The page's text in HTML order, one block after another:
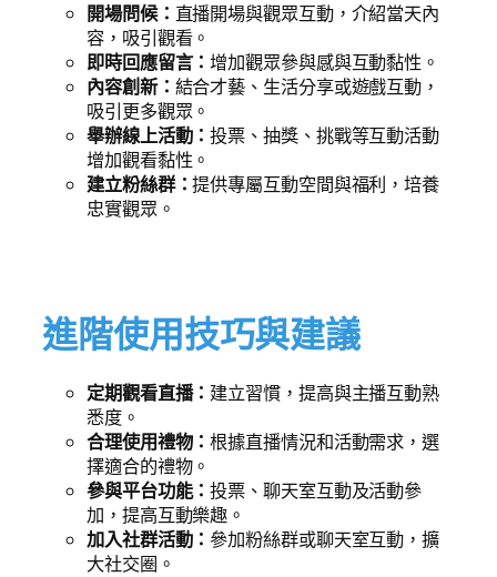
開場問候： 直播開場與觀眾互動，介紹當天內
容，吸引觀看。
即時回應留言：增加觀眾參與感與互動黏性。
內容創新： 結合才藝、生活分享或遊戲互動，
吸引更多觀眾。
舉辦線上活動：投票、抽獎、挑戰等互動活動
增加觀看黏性。
建立粉絲群：提供專屬互動空間與福利，培養
忠實觀眾。
進階使用技巧與建議
定期觀看直播： 建立習慣，提高與主播互動熟
悉度。
合理使用禮物：根據直播情況和活動需求，選
擇適合的禮物。
參與平台功能：投票、聊天室互動及活動參
加，提高互動樂趣。
加入社群活動：參加粉絲群或聊天室互動，擴
大社交圈。